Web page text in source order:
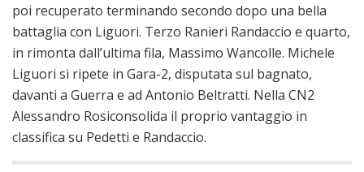
poi recuperato terminando secondo dopo una bella
battaglia con Liguori. Terzo Ranieri Randaccio e quarto,
in rimonta dall’ultima fila, Massimo Wancolle. Michele
Liguori si ripete in Gara-2, disputata sul bagnato,
davanti a Guerra e ad Antonio Beltratti. Nella CN2
Alessandro Rosiconsolida il proprio vantaggio in
classifica su Pedetti e Randaccio.